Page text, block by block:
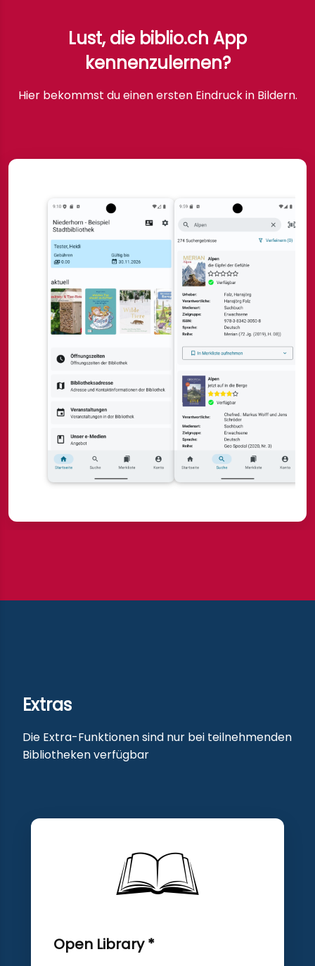
Lust, die biblio.ch App
kennenzulernen?
Hier bekommst du einen ersten Eindruck in Bildern.
Extras
Die Extra-Funktionen sind nur bei teilnehmenden
Bibliotheken verfügbar
Open Library *